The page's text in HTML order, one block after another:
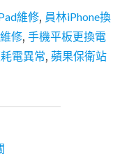
IPHONE
維
│
保
維修, 員林iPhone換
修, 手機平板更換電
電異常, 蘋果保衛站